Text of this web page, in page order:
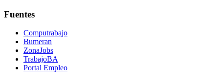
Fuentes
Computrabajo
Bumeran
ZonaJobs
TrabajoBA
Portal Empleo